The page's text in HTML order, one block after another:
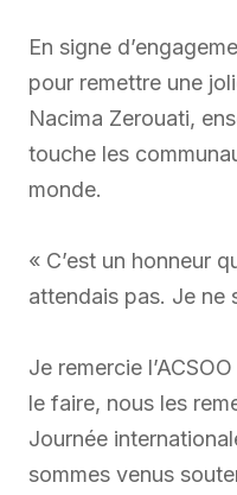
En signe
pour remettre une
Nacima Zerouati,
touche les
monde.
« C’est un honneur
attendais pas. Je ne
Je remercie
le faire, nous les
Journée
sommes venus